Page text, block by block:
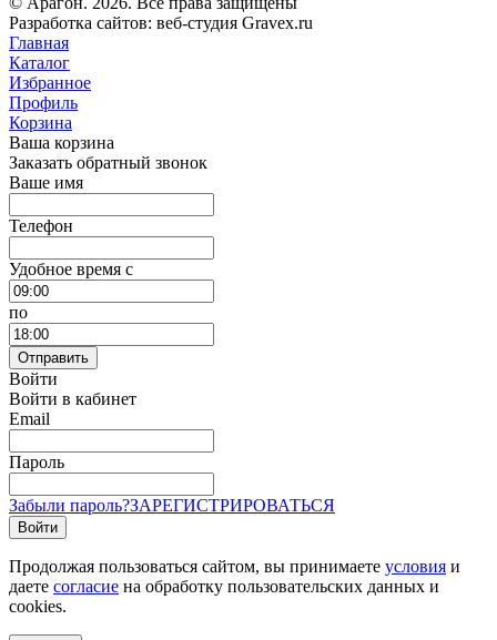
Разработка сайтов: веб-студия Gravex.ru
Главная
Каталог
Избранное
Профиль
Корзина
Ваша корзина
Заказать обратный звонок
Ваше имя
Телефон
Удобное время c
по
Отправить
Войти
Войти в кабинет
Email
Пароль
Забыли пароль?ЗАРЕГИСТРИРОВАТЬСЯ
Войти
Продолжая пользоваться сайтом, вы принимаете условия и
даете согласие на обработку пользовательских данных и
cookies.